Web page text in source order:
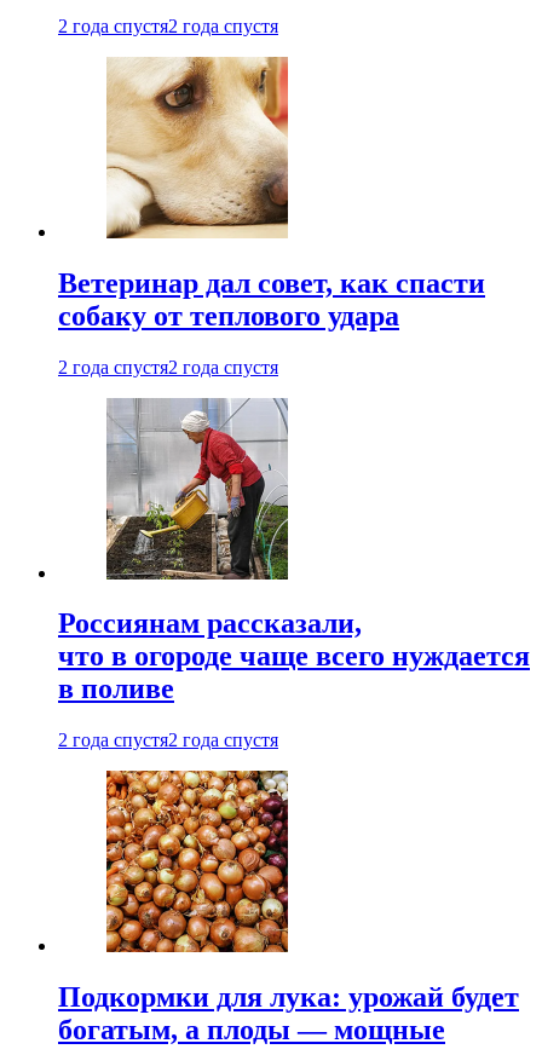
2 года спустя2 года спустя
Ветеринар дал совет, как спасти
собаку от теплового удара
2 года спустя2 года спустя
Россиянам рассказали,
что в огороде чаще всего нуждается
в поливе
2 года спустя2 года спустя
Подкормки для лука: урожай будет
богатым, а плоды — мощные